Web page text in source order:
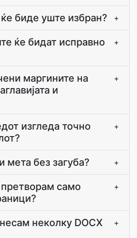
биде уште избран? +
ќе бидат исправно
+
маргините на
и
+
изгледа точно
+
мета без загуба? +
само
+
неколку DOCX
+